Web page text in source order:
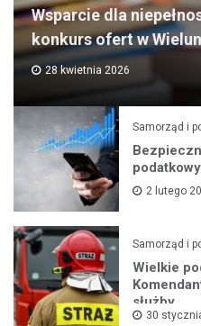
Wsparcie dla
konkurs ofert w
28 kwietnia 2026
Samorząd i
2 lutego
Samorząd i
Wielkie
służby
30